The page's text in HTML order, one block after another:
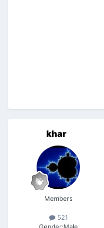
khar
Members
521